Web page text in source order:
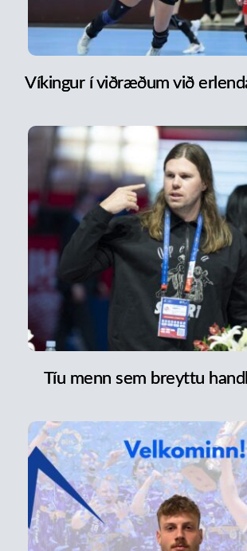
Víkingur í viðræðum við
Tíu menn sem breyttu